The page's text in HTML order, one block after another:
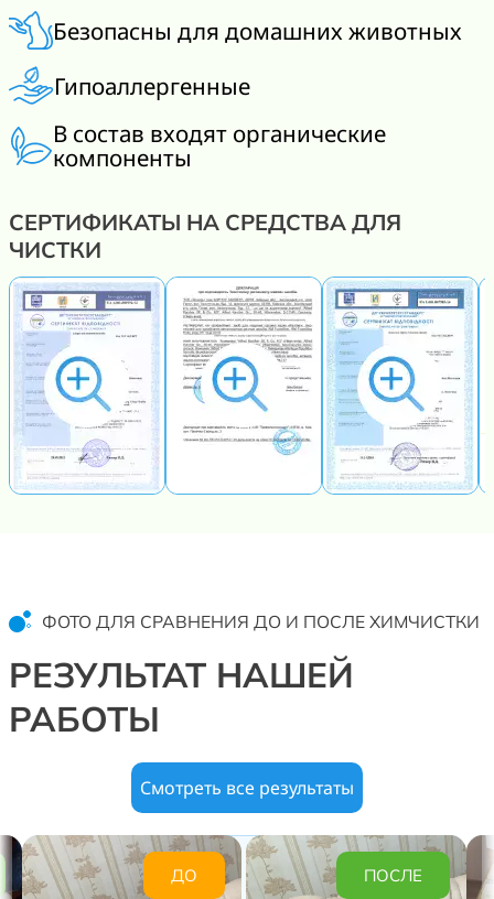
Безопасны для домашних животных
Гипоаллергенные
В состав входят органические
компоненты
СЕРТИФИКАТЫ НА СРЕДСТВА ДЛЯ
ЧИСТКИ
ФОТО ДЛЯ СРАВНЕНИЯ ДО И ПОСЛЕ ХИМЧИСТКИ
РЕЗУЛЬТАТ НАШЕЙ
РАБОТЫ
Смотреть все результаты
ДО ПОСЛЕ